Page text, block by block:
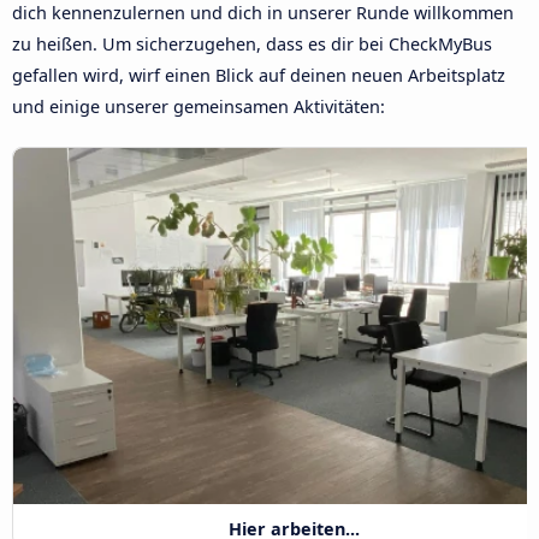
dich kennenzulernen und dich in unserer Runde willkommen
zu heißen. Um sicherzugehen, dass es dir bei CheckMyBus
gefallen wird, wirf einen Blick auf deinen neuen Arbeitsplatz
und einige unserer gemeinsamen Aktivitäten:
Hier arbeiten...